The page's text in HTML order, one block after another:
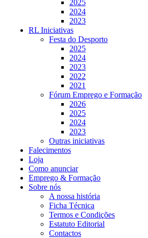
2025
2024
2023
RL Iniciativas
Festa do Desporto
2025
2024
2023
2022
2021
Fórum Emprego e Formação
2026
2025
2024
2023
Outras iniciativas
Falecimentos
Loja
Como anunciar
Emprego & Formação
Sobre nós
A nossa história
Ficha Técnica
Termos e Condições
Estatuto Editorial
Contactos